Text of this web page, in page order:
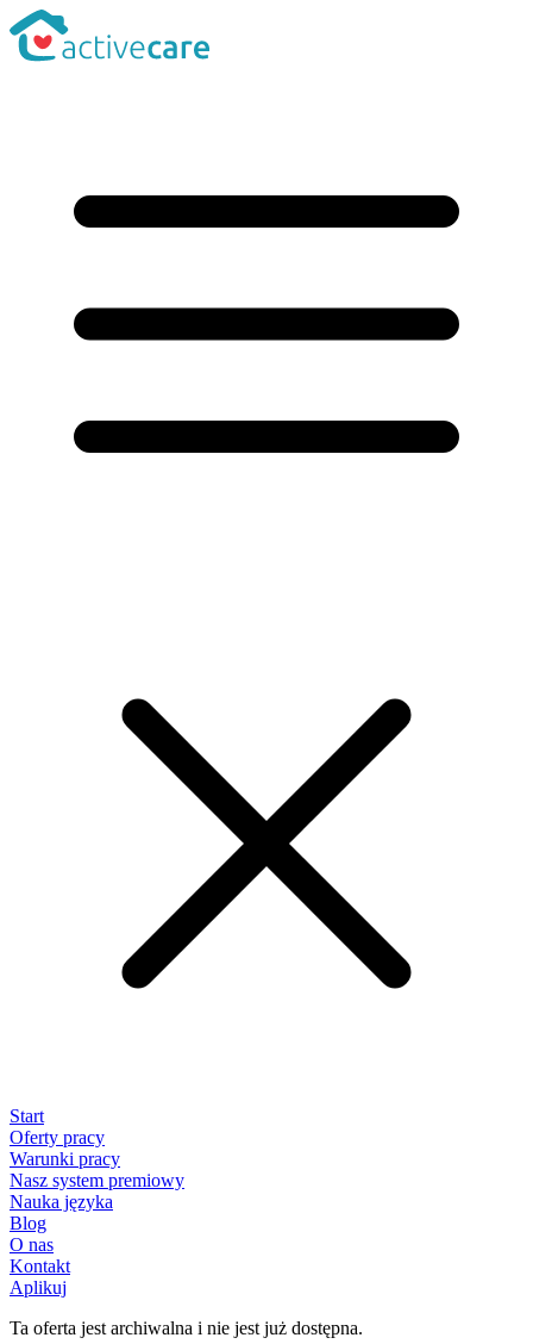
Start
Oferty pracy
Warunki pracy
Nasz system premiowy
Nauka języka
Blog
O nas
Kontakt
Aplikuj
Ta oferta jest archiwalna i nie jest już dostępna.